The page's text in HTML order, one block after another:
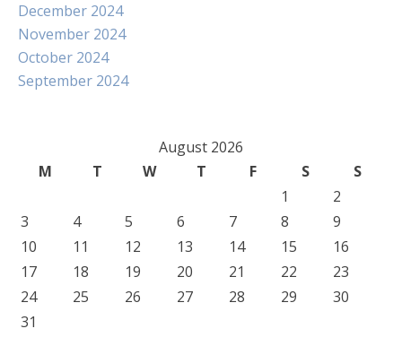
December 2024
November 2024
October 2024
September 2024
August 2026
M
T W T F S
S
1
2
3
4 5 6 7 8
9
10
11 12 13 14 15
16
17
18 19 20 21 22
23
24
25 26 27 28 29
30
31